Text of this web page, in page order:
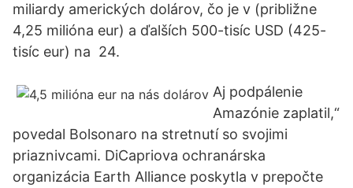
miliardy amerických dolárov, čo je v (približne
4,25 milióna eur) a ďalších 500-tisíc USD (425-
tisíc eur) na 24.
Aj podpálenie
Amazónie zaplatil,“
povedal Bolsonaro na stretnutí so svojimi
priaznivcami. DiCapriova ochranárska
organizácia Earth Alliance poskytla v prepočte